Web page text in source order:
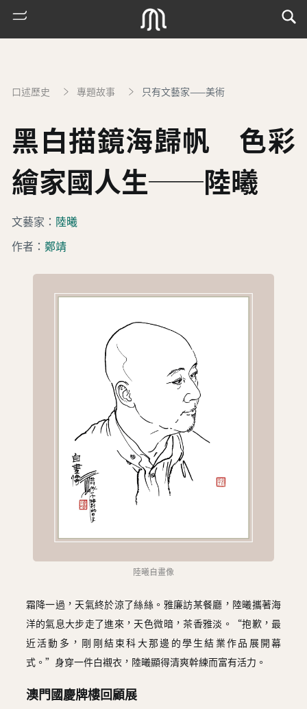
口述歷史 專題故事 只有文藝家——美術
黑白描鏡海歸帆 色彩
繪家國人生──陸曦
文藝家： 陸曦
作者： 鄭靖
陸曦自畫像
霜降一過，天氣終於涼了絲絲。雅廉訪某餐廳，陸曦攜著海
洋的氣息大步走了進來，天色微暗，茶香雅淡。“抱歉，最
近活動多，剛剛結束科大那邊的學生結業作品展開幕
式。”身穿一件白襯衣，陸曦顯得清爽幹練而富有活力。
澳門國慶牌樓回顧展